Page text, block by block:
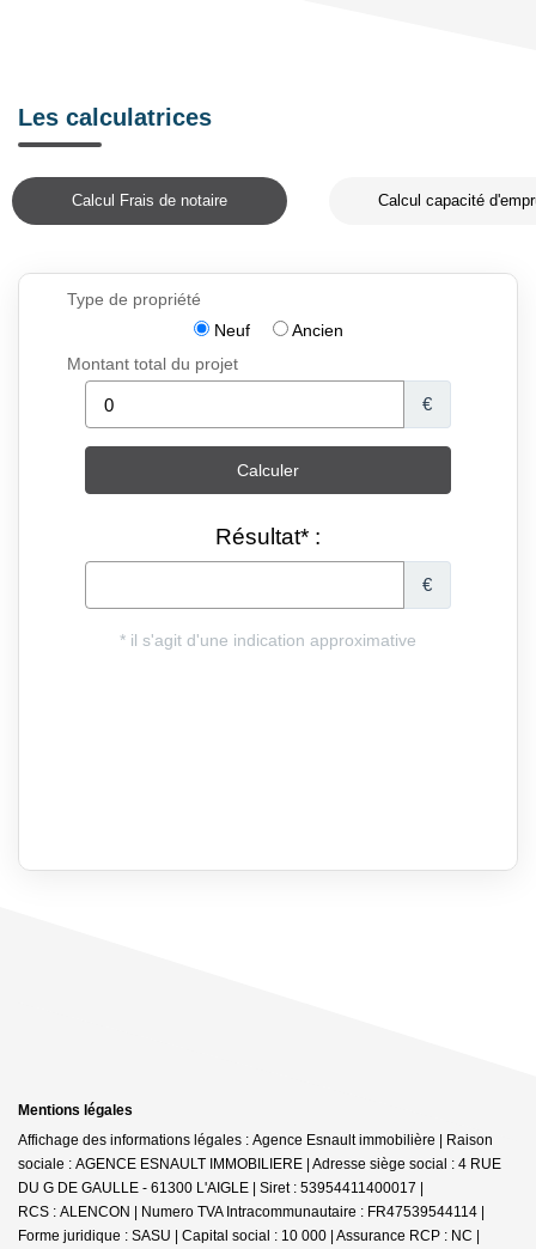
Les calculatrices
Calcul Frais de notaire Calcul capacité
Mentions légales
Affichage des informations légales : Agence Esnault immobilière | Raison
sociale : AGENCE ESNAULT IMMOBILIERE | Adresse siège social : 4 RUE
DU G DE GAULLE - 61300 L'AIGLE | Siret : 53954411400017 |
RCS : ALENCON | Numero TVA Intracommunautaire : FR47539544114 |
Forme juridique : SASU | Capital social : 10 000 | Assurance RCP : NC |